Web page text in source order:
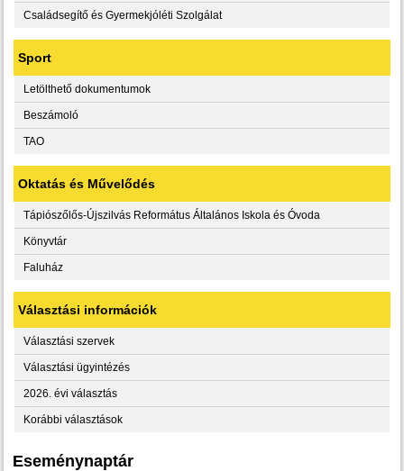
Családsegítő és Gyermekjóléti Szolgálat
Sport
Letölthető dokumentumok
Beszámoló
TAO
Oktatás és Művelődés
Tápiószőlős-Újszilvás Református Általános Iskola és Óvoda
Könyvtár
Faluház
Választási információk
Választási szervek
Választási ügyintézés
2026. évi választás
Korábbi választások
Eseménynaptár